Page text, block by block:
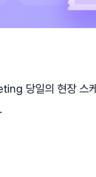
당일의 현장 스